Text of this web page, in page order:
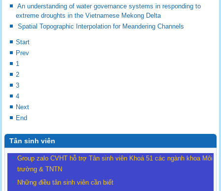
An understanding of water governance systems in responding to
extreme droughts in the Vietnamese Mekong Delta
Spatial Topographic Interpolation for Meandering Channels
Start
Prev
1
2
3
4
Next
End
Tân sinh viên
Group zalo CVHT hỗ trợ Tân sinh viên Khoá 51 các ngành khoa Môi
trường & TNTN
Những điều tân sinh viên cần biết